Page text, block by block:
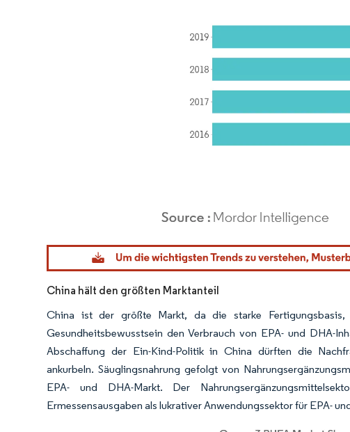
Bild © Mordor Intelligence. Wiederverwendung erfordert Namensnennung gemäß
China hält den größten Marktanteil
China ist der größte Markt, da die starke
Gesundheitsbewusstsein den Verbrauch von EPA- und DHA-
Abschaffung der Ein-Kind-Politik in China dürften die
ankurbeln. Säuglingsnahrung gefolgt von
EPA- und DHA-Markt. Der
Ermessensausgaben als lukrativer Anwendungssektor für EPA-